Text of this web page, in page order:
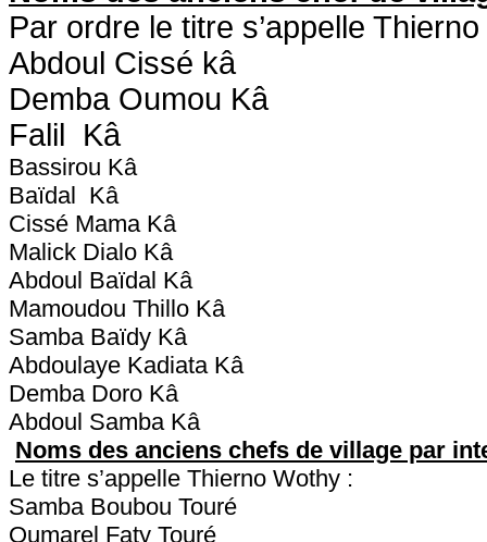
Par ordre le titre s’appelle
Abdoul Cissé kâ
Demba Oumou Kâ
Falil Kâ
Bassirou Kâ
Baïdal Kâ
Cissé Mama Kâ
Malick Dialo Kâ
Abdoul Baïdal Kâ
Mamoudou Thillo Kâ
Samba Baïdy Kâ
Abdoulaye Kadiata Kâ
Demba Doro Kâ
Abdoul Samba Kâ
Noms des anciens chefs de village par
Le titre s’appelle Thierno Wothy :
Samba Boubou Touré
Oumarel Faty Touré